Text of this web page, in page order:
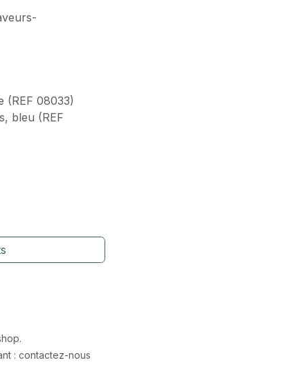
(REF 08033)
bleu (REF
: contactez-nous